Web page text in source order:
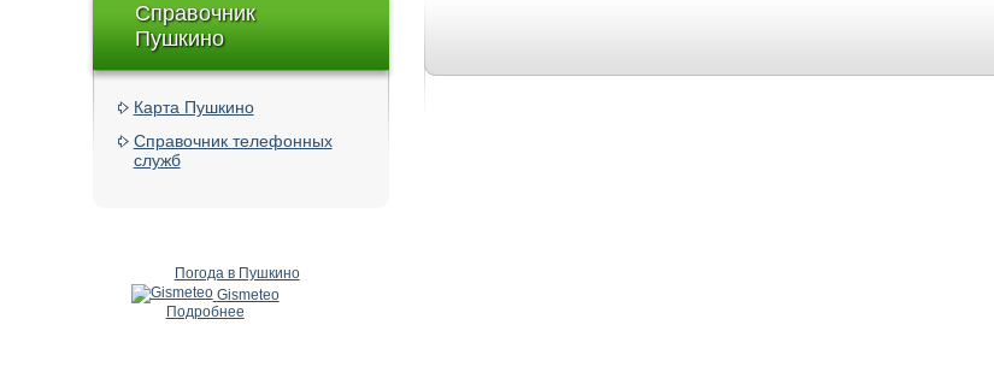
Справочник
Пушкино
Карта Пушкино
Справочник телефонных
служб
Погода в Пушкино
Gismeteo
Подробнее